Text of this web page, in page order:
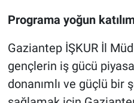
Programa yoğun
Gaziantep İŞKUR İl
gençlerin iş gücü
donanımlı ve güçlü bir